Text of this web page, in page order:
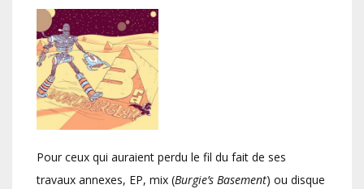
Pour ceux qui auraient perdu le fil du fait de ses
travaux annexes, EP, mix (Burgie’s Basement) ou disque